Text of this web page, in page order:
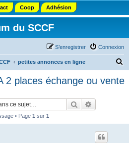
Coop Adhésion
du SCCF
Connexion
S’enregistrer
petites annonces en ligne
c
2 places échange ou vente
Rechercher
• Page 1 sur 1